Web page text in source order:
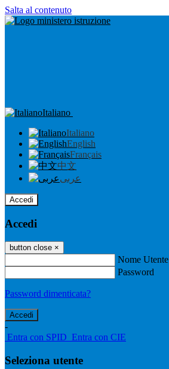
Salta al contenuto
Italiano
Italiano
English
Français
中文
عربى
Accedi
Accedi
button close ×
Nome Utente
Password
Password dimenticata?
-
Entra con SPID Entra con CIE
Seleziona utente